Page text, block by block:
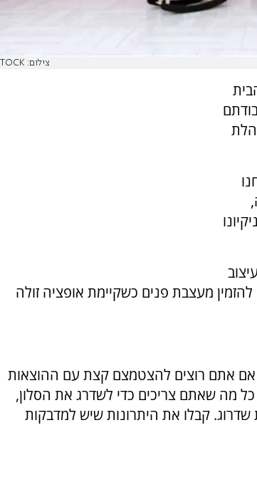
צילום: ISTOCK
מעצבת פנים כשקיימת אופציה זולה
אם אתם רוצים להצטמצם קצת עם ההוצאות
כל מה שאתם צריכים כדי לשדרג את הסלון,
קבלו את היתרונות שיש למדבקות